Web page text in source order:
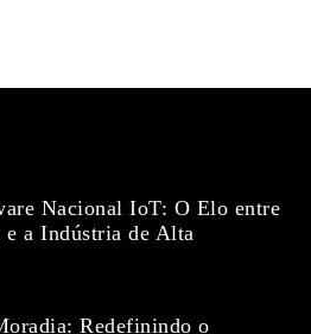
Nacional IoT: O Elo entre
a Indústria de Alta
Redefinindo o